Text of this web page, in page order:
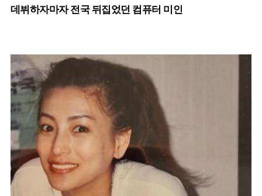
데뷔하자마자 전국 뒤집었던 컴퓨터 미인